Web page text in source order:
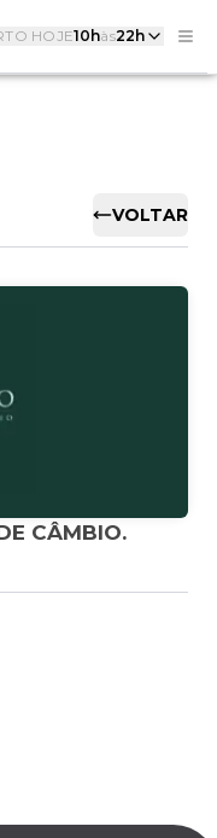
HOJE10hàs22h
VOLTAR
CÂMBIO.